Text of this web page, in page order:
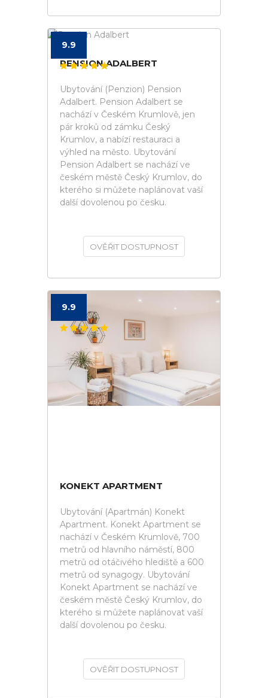
9.9
PENSION ADALBERT
Ubytování (Penzion) Pension
Adalbert. Pension Adalbert se
nachází v Českém Krumlově, jen
pár kroků od zámku Český
Krumlov, a nabízí restauraci a
výhled na město. Ubytování
Pension Adalbert se nachází ve
českém městě Český Krumlov, do
kterého si můžete naplánovat vaší
další dovolenou po česku.
OVĚŘIT DOSTUPNOST
9.9
KONEKT APARTMENT
Ubytování (Apartmán) Konekt
Apartment. Konekt Apartment se
nachází v Českém Krumlově, 700
metrů od hlavního náměstí, 800
metrů od otáčivého hlediště a 600
metrů od synagogy. Ubytování
Konekt Apartment se nachází ve
českém městě Český Krumlov, do
kterého si můžete naplánovat vaší
další dovolenou po česku.
OVĚŘIT DOSTUPNOST